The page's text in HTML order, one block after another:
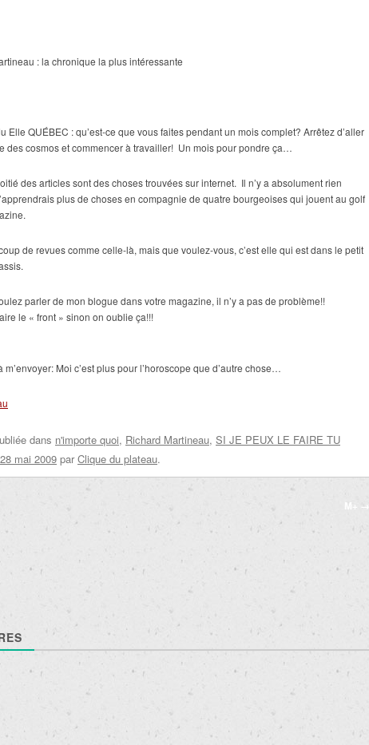
: la chronique la plus intéressante
Elle QUÉBEC : qu’est-ce que vous faites pendant un mois complet? Arrêtez d’aller
des cosmos et commencer à travailler! Un mois pour pondre ça…
des articles sont des choses trouvées sur internet. Il n’y a absolument rien
plus de choses en compagnie de quatre bourgeoises qui jouent au golf
de revues comme celle-là, mais que voulez-vous, c’est elle qui est dans le petit
parler de mon blogue dans votre magazine, il n’y a pas de problème!!
le « front » sinon on oublie ça!!!
Moi c’est plus pour l’horoscope que d’autre chose…
dans n'importe quoi, Richard Martineau, SI JE PEUX LE FAIRE TU
28 mai 2009 par Clique du plateau.
M+ →